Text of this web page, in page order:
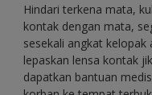
Hindari terkena mata,
kontak dengan mata,
sesekali angkat
lepaskan lensa kontak
dapatkan bantuan